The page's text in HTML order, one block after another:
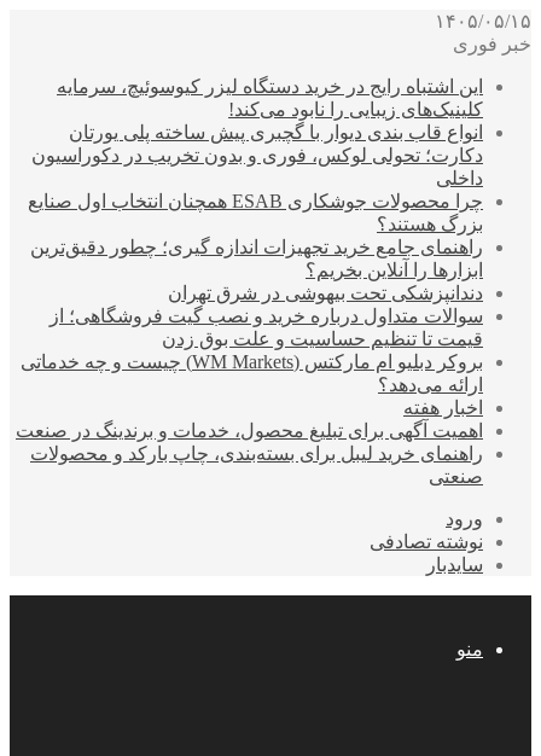
۱۴۰۵/۰۵/۱۵
خبر فوری
این اشتباه رایج در خرید دستگاه لیزر کیوسوئیچ، سرمایه
کلینیک‌های زیبایی را نابود می‌کند!
انواع قاب بندی دیوار با گچبری پیش ساخته پلی یورتان
دکارت؛ تحولی لوکس، فوری و بدون تخریب در دکوراسیون
داخلی
چرا محصولات جوشکاری ESAB همچنان انتخاب اول صنایع
بزرگ هستند؟
راهنمای جامع خرید تجهیزات اندازه گیری؛ چطور دقیق‌ترین
ابزارها را آنلاین بخریم؟
دندانپزشکی تحت بیهوشی در شرق تهران
سوالات متداول درباره خرید و نصب گیت فروشگاهی؛ از
قیمت تا تنظیم حساسیت و علت بوق زدن
بروکر دبلیو ام مارکتس (WM Markets) چیست و چه خدماتی
ارائه می‌دهد؟
اخبار هفته
اهمیت آگهی برای تبلیغ محصول، خدمات و برندینگ در صنعت
راهنمای خرید لیبل برای بسته‌بندی، چاپ بارکد و محصولات
صنعتی
ورود
نوشته تصادفی
سایدبار
منو